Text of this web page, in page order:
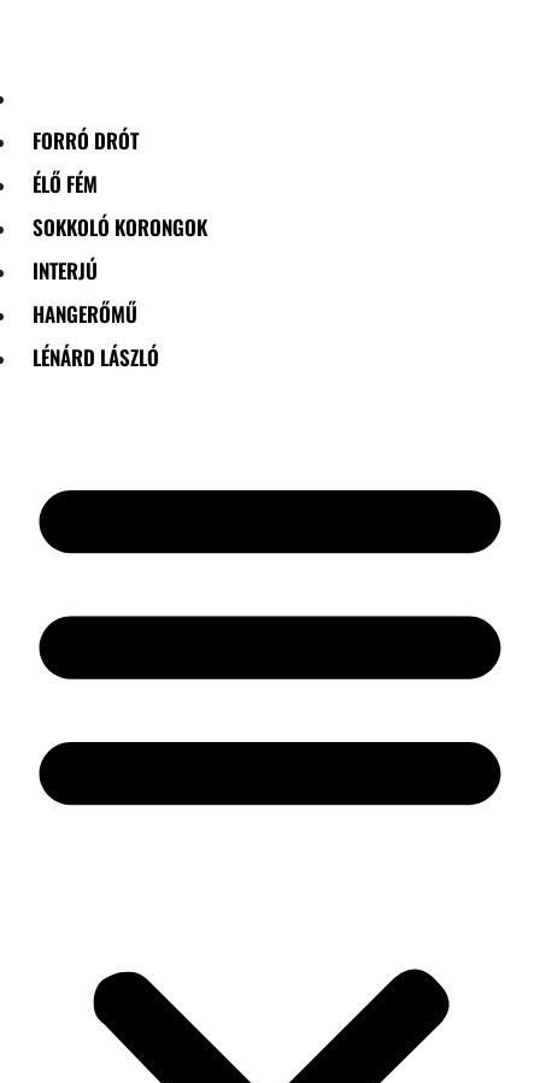
FORRÓ DRÓT
ÉLŐ FÉM
SOKKOLÓ KORONGOK
INTERJÚ
HANGERŐMŰ
LÉNÁRD LÁSZLÓ